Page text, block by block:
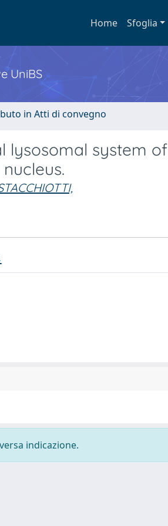
Home Sfoglia
UniBS
in Atti di convegno
lysosomal system of
indicazione.